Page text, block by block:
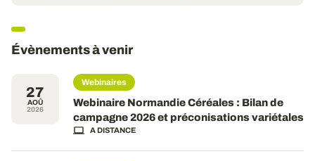
Évènements à venir
27
AOÛ
2026
Webinaires
Webinaire Normandie Céréales : Bilan de
campagne 2026 et préconisations variétales
A DISTANCE